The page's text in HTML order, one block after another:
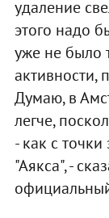
удаление
этого надо
уже не было
активности,
Думаю, в
легче,
- как с
"Аякса", -